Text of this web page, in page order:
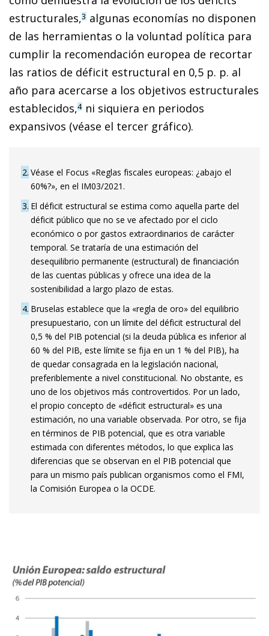
estructurales,3 algunas economías no dis­­ponen
de las herramientas o la voluntad política para
cumplir la recomendación europea de recortar
las ratios de déficit estructural en 0,5 p. p. al
año para acercarse a los objetivos estructurales
establecidos,4 ni siquiera en periodos
expansivos (véase el tercer gráfico).
2 Véase el Focus «Reglas fiscales europeas: ¿abajo el
60%?», en el IM03/2021.
3 El déficit estructural se estima como aquella parte del
déficit público que no se ve afectado por el ciclo
económico o por gastos extraordinarios de carácter
temporal. Se trataría de una estimación del
desequilibrio permanente (estructural) de financiación
de las cuentas públicas y ofrece una idea de la
sostenibilidad a largo plazo de estas.
4 Bruselas establece que la «regla de oro» del equilibrio
presupuestario, con un límite del déficit estructural del
0,5 % del PIB potencial (si la deuda pública es inferior al
60 % del PIB, este límite se fija en un 1 % del PIB), ha
de quedar consagrada en la legislación nacional,
preferiblemente a nivel constitucional. No obstante, es
uno de los objetivos más controvertidos. Por un lado,
el propio concepto de «déficit estructural» es una
estimación, no una variable observada. Por otro, se fija
en términos de PIB potencial, que es otra variable
estimada con diferentes métodos, lo que explica las
diferencias que se observan en el PIB potencial que
para un mismo país publican organismos como el FMI,
la Comisión Europea o la OCDE.